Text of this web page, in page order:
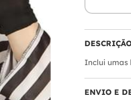
Inclui umas
ENVIO E